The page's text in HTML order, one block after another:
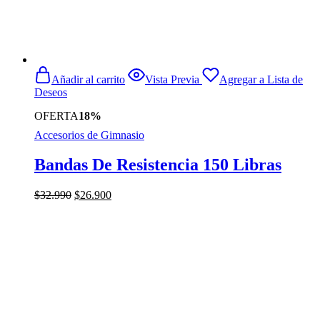
OFERTA18%
Añadir al carrito Vista Previa
Agregar a Lista de
Deseos
Accesorios de Gimnasio
Bandas De Resistencia 150 Libras
$32.990 El
$26.900El